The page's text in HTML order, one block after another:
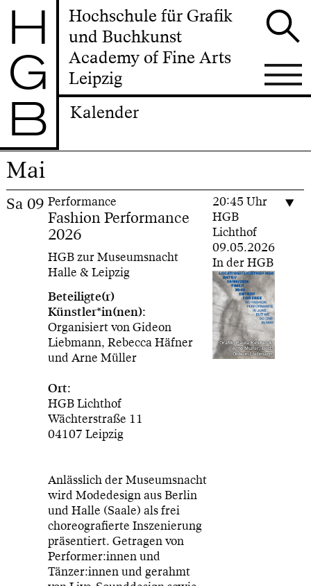
H
G
B
Hochschule für Grafik
und Buchkunst
Academy of Fine Arts
Leipzig
Kalender
Mai
Sa 09 Performance
Fashion Performance
2026
HGB zur Museumsnacht
Halle & Leipzig
Beteiligte(r)
Künstler*in(nen):
Organisiert von Gideon
Liebmann, Rebecca Häfner
und Arne Müller
Ort:
HGB Lichthof
Wächterstraße 11
04107 Leipzig
Anlässlich der Museumsnacht
wird Modedesign aus Berlin
und Halle (Saale) als frei
choreografierte Inszenierung
präsentiert. Getragen von
Performer:innen und
Tänzer:innen und gerahmt
20:45 Uhr
HGB
Lichthof
09.05.2026
In der HGB
Grafik: Paula Kestler &
Arne Müller, Bild:
Gideon Liebmann